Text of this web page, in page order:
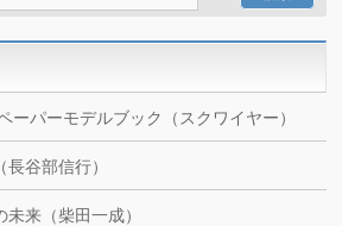
ーパーモデルブック（スクワイヤー）
谷部信行）
来（柴田一成）